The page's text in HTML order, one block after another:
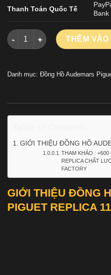
Thanh Toán Quốc Tế
ĐỒNG HỒ AUDEMARS
THÊM VÀO
Danh mục: Đồng Hồ Audemars
GIỚI THIỆU ĐỒNG HỒ
THAM KHẢO :
REPLICA CHẤT
FACTORY
GIỚI THIỆU ĐỒNG
PIGUET REPLICA 11